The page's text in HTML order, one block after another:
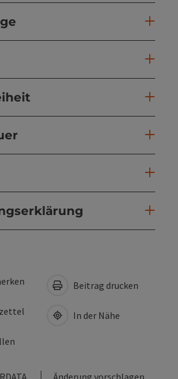
Beitrag drucken
In der Nähe
Änderung vorschlagen